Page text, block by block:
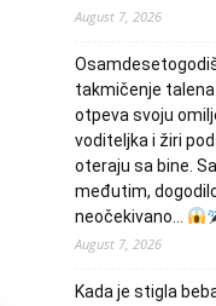
August 7, 2026
takmičenje
otpeva svoju
voditeljka i žiri
oteraju sa bine.
međutim,
neočekivano…
August 7, 2026
Kada je stigla